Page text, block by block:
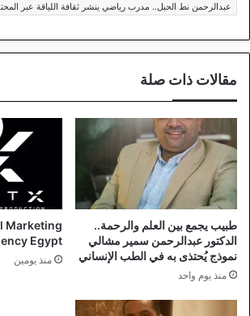
عبدالرحمن نط الحبل.. مدرب رياضي ينشر ثقافة اللياقة عبر
مقالات ذات صلة
طبيب يجمع بين العلم والرحمة..
الدكتور عبدالرحمن سمير مشالي
نموذج يُحتذى به في الطب الإنساني
منذ يوم واحد
Marketing
Egypt
منذ يومين